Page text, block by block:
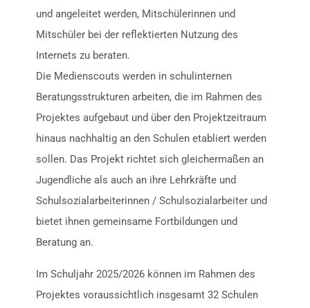
und angeleitet werden, Mitschülerinnen und
Mitschüler bei der reflektierten Nutzung des
Internets zu beraten.
Die Medienscouts werden in schulinternen
Beratungsstrukturen arbeiten, die im Rahmen des
Projektes aufgebaut und über den Projektzeitraum
hinaus nachhaltig an den Schulen etabliert werden
sollen. Das Projekt richtet sich gleichermaßen an
Jugendliche als auch an ihre Lehrkräfte und
Schulsozialarbeiterinnen / Schulsozialarbeiter und
bietet ihnen gemeinsame Fortbildungen und
Beratung an.
Im Schuljahr 2025/2026 können im Rahmen des
Projektes voraussichtlich insgesamt 32 Schulen